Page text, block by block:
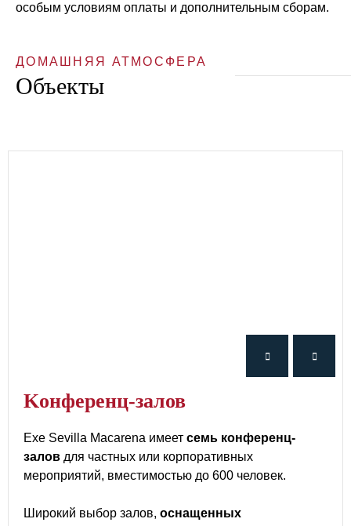
особым условиям оплаты и дополнительным сборам.
ДОМАШНЯЯ АТМОСФЕРА
Объекты
Kонференц-залов
Exe Sevilla Macarena имеет семь конференц-
залов для частных или корпоративных
мероприятий, вместимостью до 600 человек.
Широкий выбор залов, оснащенных